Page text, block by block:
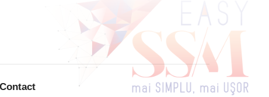
Contact